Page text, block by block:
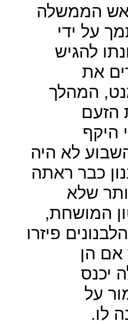
הממשלה
על ידי
להגיש
את
המהלך
הזעם
היקף
לא היה
כבר ראתה
שלא
המושחת,
הלבנונים פיזרו
אם הן
יכנס
על
לו.